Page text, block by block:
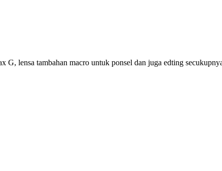
G, lensa tambahan macro untuk ponsel dan juga edting